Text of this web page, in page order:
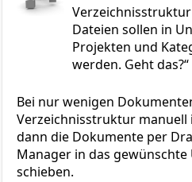
Dateien sollen in
Projekten und
werden. Geht das?
Bei nur wenigen
Verzeichnisstruktur manuell
dann die Dokumente per
Manager in das
schieben.